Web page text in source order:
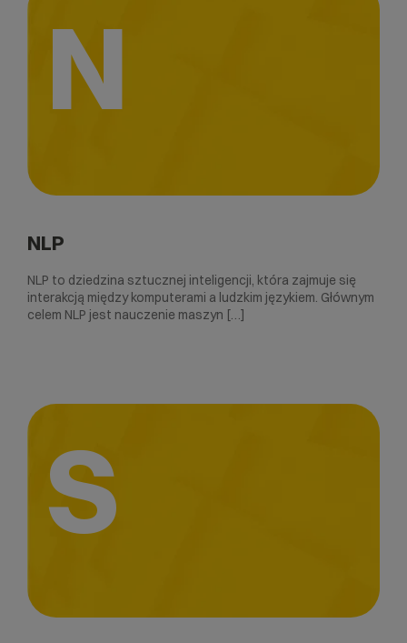
N
NLP
NLP to dziedzina sztucznej inteligencji, która zajmuje się
interakcją między komputerami a ludzkim językiem. Głównym
celem NLP jest nauczenie maszyn […]
S